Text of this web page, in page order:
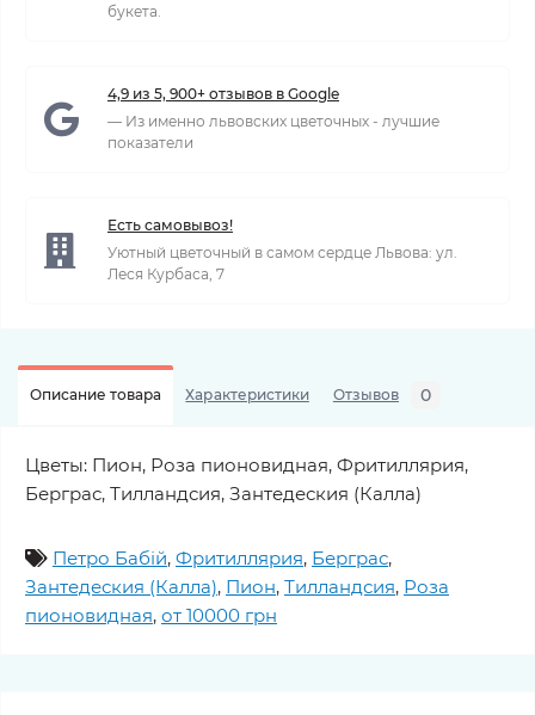
букета.
4,9 из 5, 900+ отзывов в Google
— Из именно львовских цветочных - лучшие
показатели
Есть самовывоз!
Уютный цветочный в самом сердце Львова: ул.
Леся Курбаса, 7
Описание товара Характеристики Отзывов 0
Цветы: Пион, Роза пионовидная, Фритиллярия,
Берграс, Тилландсия, Зантедеския (Калла)
Петро Бабій, Фритиллярия, Берграс,
Зантедеския (Калла), Пион, Тилландсия, Роза
пионовидная, от 10000 грн